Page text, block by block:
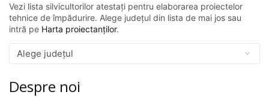
Vezi lista silvicultorilor atestați pentru elaborarea proiectelor
tehnice de împădurire. Alege județul din lista de mai jos sau
intră pe Harta proiectanților.
Despre noi